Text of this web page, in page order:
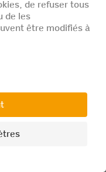
sources d'eau
les Alpes
chaque année
de protection,
sources et
d'eau.